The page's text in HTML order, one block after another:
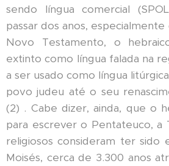
sendo língua comercial
passar dos anos,
Novo Testamento, o
extinto como língua falada na
a ser usado como língua
povo judeu até o seu
(2) . Cabe dizer, ainda, que o
para escrever o Pentateuco, a
religiosos consideram ter sido
Moisés, cerca de 3.300 anos